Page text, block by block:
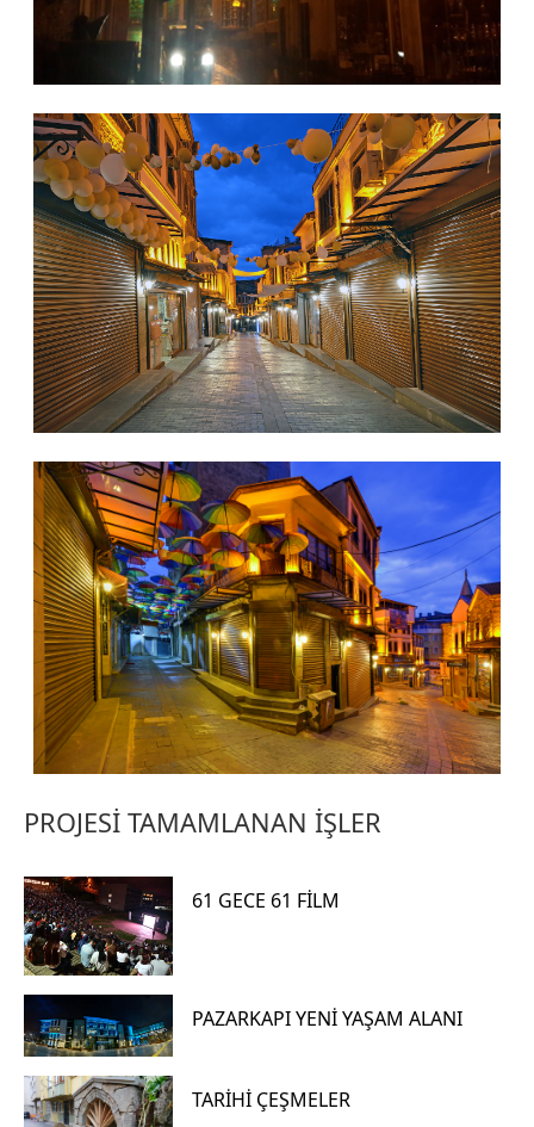
PROJESİ TAMAMLANAN İŞLER
61 GECE 61 FİLM
PAZARKAPI YENİ YAŞAM ALANI
TARİHİ ÇEŞMELER